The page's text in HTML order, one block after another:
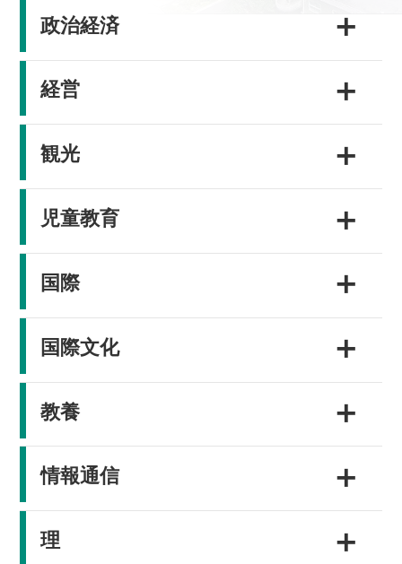
政治経済 ＋
経営 ＋
観光 ＋
児童教育 ＋
国際 ＋
国際文化 ＋
教養 ＋
情報通信 ＋
理 ＋